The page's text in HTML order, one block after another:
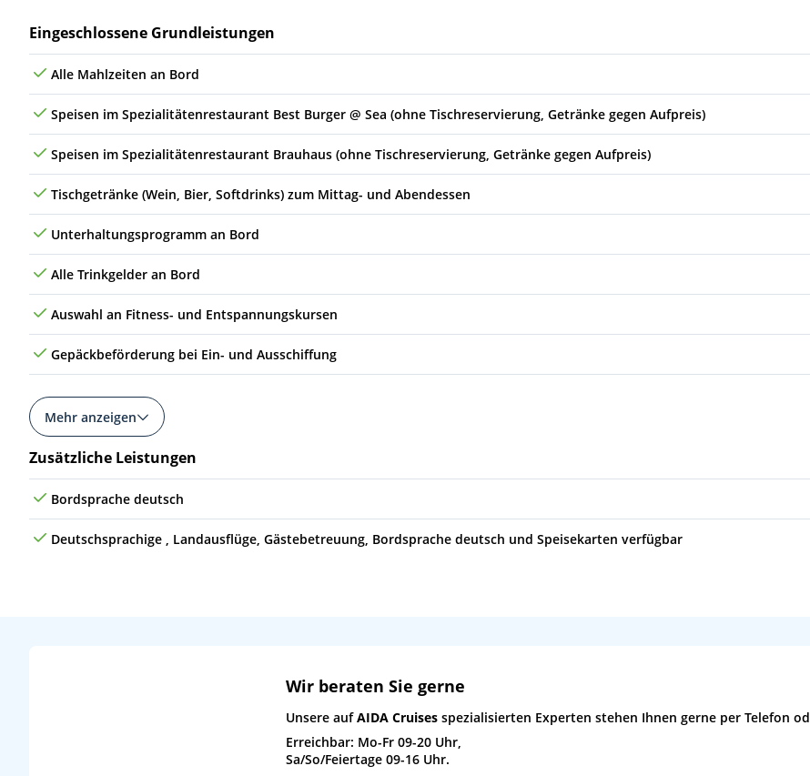
Leistungen
Eingeschlossene Grundleistungen
Alle Mahlzeiten an Bord
Speisen im Spezialitätenrestaurant Best Burger @ Sea (ohne Tischreservierung, Getränke gegen Aufpreis)
Speisen im Spezialitätenrestaurant Brauhaus (ohne Tischreservierung, Getränke gegen Aufpreis)
Tischgetränke (Wein, Bier, Softdrinks) zum Mittag- und Abendessen
Unterhaltungsprogramm an Bord
Alle Trinkgelder an Bord
Auswahl an Fitness- und Entspannungskursen
Gepäckbeförderung bei Ein- und Ausschiffung
Mehr anzeigen
Zusätzliche Leistungen
Bordsprache deutsch
Deutschsprachige , Landausflüge, Gästebetreuung, Bordsprache deutsch und Speisekarten verfügbar
Wir beraten Sie gerne
Unsere aufAIDA Cruises spezialisierten Experten stehen Ihnen gerne per Telefon
Erreichbar: Mo-Fr 09-20 Uhr,
Sa/So/Feiertage 09-16 Uhr.